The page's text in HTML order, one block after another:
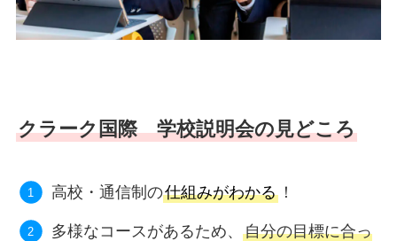
クラーク国際 学校説明会の見どころ
高校・通信制の仕組みがわかる ！
多様なコースがあるため、自分の目標に合っ